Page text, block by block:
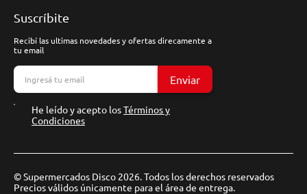
Suscríbite
Recibí las ultimas novedades y ofertas direcamente a
tu email
Enviar
He leído y acepto losTérminos y
Condiciones
© Supermercados Disco 2026. Todos los derechos reservados
Precios válidos únicamente para el área de entrega.